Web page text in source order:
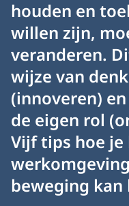
houden en
willen zijn,
veranderen.
wijze van
(innoveren)
de eigen rol
Vijf tips hoe
beweging kan